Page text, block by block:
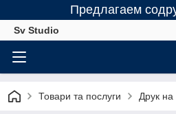
Предлагаем
Sv Studio
Товари та послуги Друк на